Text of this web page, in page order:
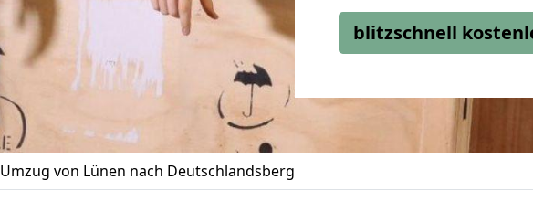
blitzschnell
Umzug von Lünen nach Deutschlandsberg